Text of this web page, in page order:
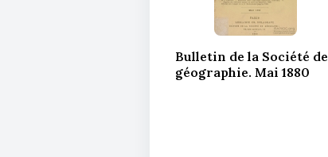
Bulletin de la Société de
géographie. Mai 1880